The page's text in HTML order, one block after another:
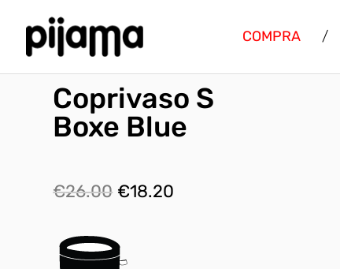
COMPRA /
Coprivaso S
Boxe Blue
€26.00 Il
originale
€18.20